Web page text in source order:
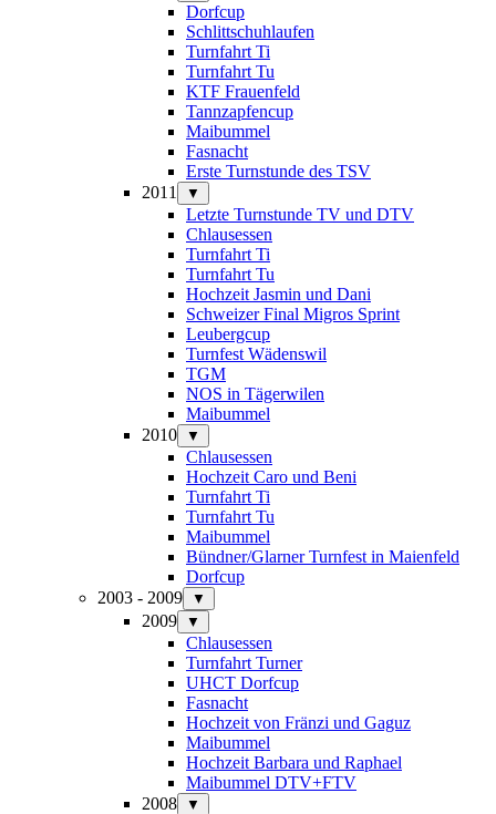
Dorfcup
Schlittschuhlaufen
Turnfahrt Ti
Turnfahrt Tu
KTF Frauenfeld
Tannzapfencup
Maibummel
Fasnacht
Erste Turnstunde des TSV
2011
▼
Letzte Turnstunde TV und DTV
Chlausessen
Turnfahrt Ti
Turnfahrt Tu
Hochzeit Jasmin und Dani
Schweizer Final Migros Sprint
Leubergcup
Turnfest Wädenswil
TGM
NOS in Tägerwilen
Maibummel
2010
▼
Chlausessen
Hochzeit Caro und Beni
Turnfahrt Ti
Turnfahrt Tu
Maibummel
Bündner/Glarner Turnfest in Maienfeld
Dorfcup
2003 - 2009
▼
2009 ▼
Chlausessen
Turnfahrt Turner
UHCT Dorfcup
Fasnacht
Hochzeit von Fränzi und Gaguz
Maibummel
Hochzeit Barbara und Raphael
Maibummel DTV+FTV
2008
▼